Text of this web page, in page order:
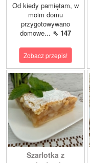
Od kiedy pamiętam, w
moim domu
przygotowywano
domowe... ⇖ 147
Zobacz przepis!
Szarlotka z